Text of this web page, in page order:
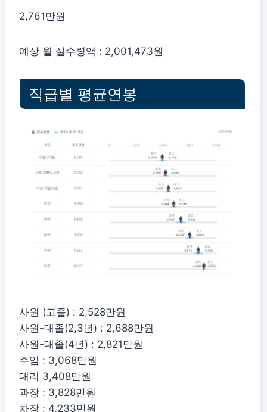
2,761만원
예상 월 실수령액 : 2,001,473원
직급별 평균연봉
사원 (고졸) : 2,528만원
사원-대졸(2,3년) : 2,688만원
사원-대졸(4년) : 2,821만원
주임 : 3,068만원
대리 3,408만원
과장 : 3,828만원
차장 : 4,233만원